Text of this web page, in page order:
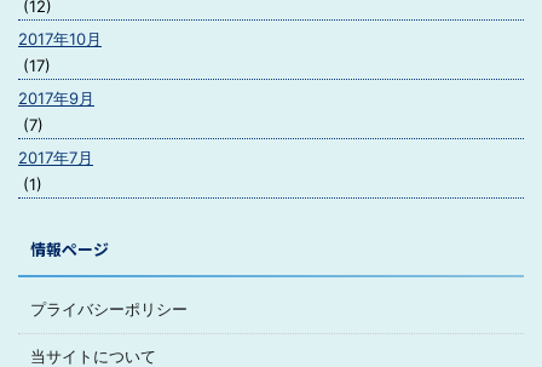
(12)
2017年10月
(17)
2017年9月
(7)
2017年7月
(1)
情報ページ
プライバシーポリシー
当サイトについて